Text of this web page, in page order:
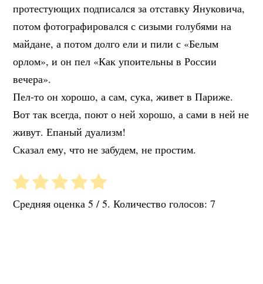
протестующих подписался за отставку Януковича,
потом фотографировался с сизыми голубями на
майдане, а потом долго ели и пили с «Белым
орлом», и он пел «Как упоительны в России
вечера».
Пел-то он хорошо, а сам, сука, живет в Париже.
Вот так всегда, поют о ней хорошо, а сами в ней не
живут. Епаный дуализм!
Сказал ему, что не забудем, не простим.
Средняя оценка5 / 5. Количество голосов:7